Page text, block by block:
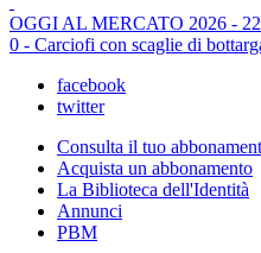
OGGI AL MERCATO 2026 -
0 - Carciofi con scaglie di
facebook
twitter
Consulta il tuo
Acquista un abbonamento
La Biblioteca dell'Identità
Annunci
PBM